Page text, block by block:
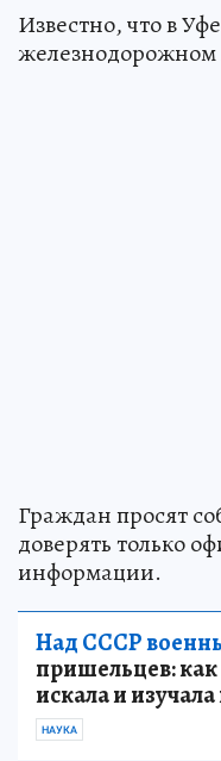
Известно, что в
железнодорожном
Граждан просят
доверять только
информации.
Над СССР
пришельцев: как
искала и
НАУКА